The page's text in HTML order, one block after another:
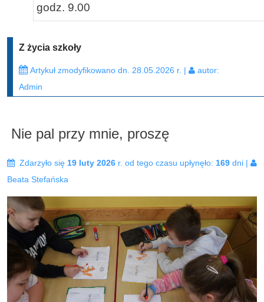
godz. 9.00
Z życia szkoły
Artykuł zmodyfikowano dn. 28.05.2026 r. |
autor:
Admin
Nie pal przy mnie, proszę
Zdarzyło się 19 luty 2026 r. od tego czasu upłynęło: 169 dni |
Beata Stefańska